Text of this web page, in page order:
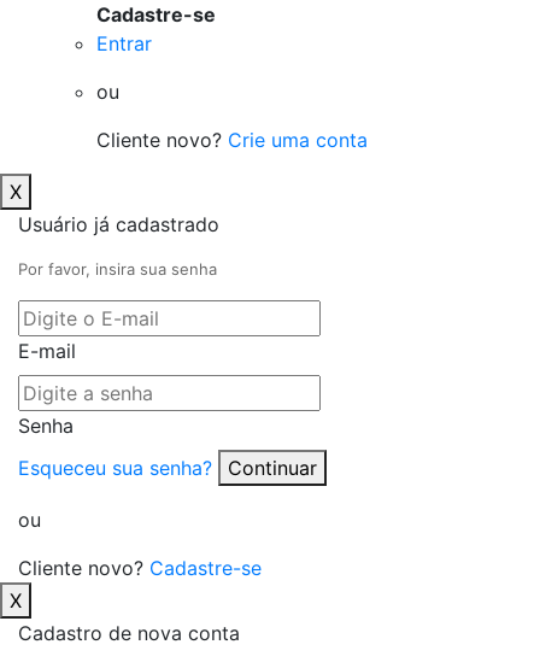
Cadastre-se
Entrar
ou
Cliente novo? Crie uma conta
X
Usuário já cadastrado
Por favor, insira sua senha
E-mail
Senha
Esqueceu sua senha?
Continuar
ou
Cliente novo? Cadastre-se
X
Cadastro de nova conta